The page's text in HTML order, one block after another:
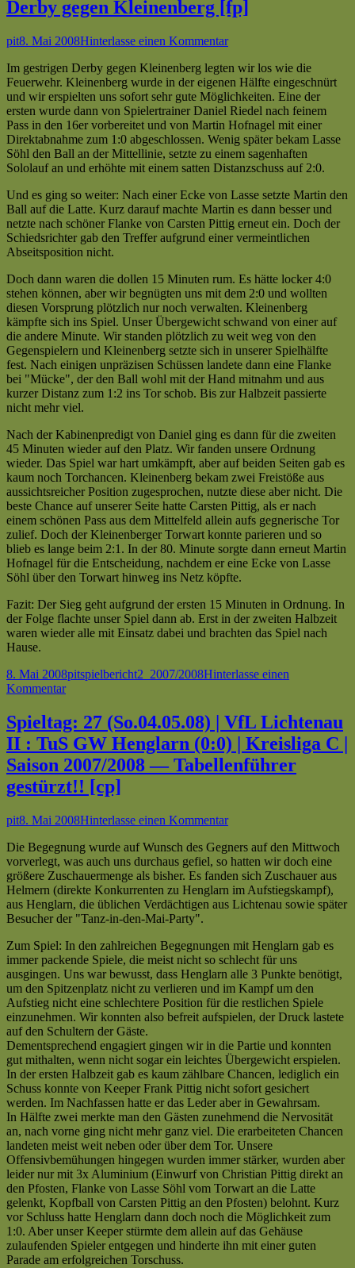
III
VfL
II
(1:6)
|
Kreisliga
C
|
Saison
2007/2008
Schwache
Chancenverwertung
verhindert
höheren
Sieg
Derby gegen Kleinenberg [fp]
Autor
pitVeröffentlicht
8. Mai 2008Hinterlasse einen Kommentarzu
23
(So.06.04.08)
|
BW
Kleinenberg
II
:
VfL
II
(1:3)
|
Kreisliga
Saison
2007/2008
—
15
starke
Minuten
reichen
zum
Sieg
gegen
Kleinenberg
[fp]
Im gestrigen Derby gegen Kleinenberg legten wir los wie die
Feuerwehr. Kleinenberg wurde in der eigenen Hälfte eingeschnürt
und wir erspielten uns sofort sehr gute Möglichkeiten. Eine der
ersten wurde dann von Spielertrainer Daniel Riedel nach feinem
Pass in den 16er vorbereitet und von Martin Hofnagel mit einer
Direktabnahme zum 1:0 abgeschlossen. Wenig später bekam Lasse
Söhl den Ball an der Mittellinie, setzte zu einem sagenhaften
Sololauf an und erhöhte mit einem satten Distanzschuss auf 2:0.
Und es ging so weiter: Nach einer Ecke von Lasse setzte Martin den
Ball auf die Latte. Kurz darauf machte Martin es dann besser und
netzte nach schöner Flanke von Carsten Pittig erneut ein. Doch der
Schiedsrichter gab den Treffer aufgrund einer vermeintlichen
Abseitsposition nicht.
Doch dann waren die dollen 15 Minuten rum. Es hätte locker 4:0
stehen können, aber wir begnügten uns mit dem 2:0 und wollten
diesen Vorsprung plötzlich nur noch verwalten. Kleinenberg
kämpfte sich ins Spiel. Unser Übergewicht schwand von einer auf
die andere Minute. Wir standen plötzlich zu weit weg von den
Gegenspielern und Kleinenberg setzte sich in unserer Spielhälfte
fest. Nach einigen unpräzisen Schüssen landete dann eine Flanke
bei "Mücke", der den Ball wohl mit der Hand mitnahm und aus
kurzer Distanz zum 1:2 ins Tor schob. Bis zur Halbzeit passierte
nicht mehr viel.
Nach der Kabinenpredigt von Daniel ging es dann für die zweiten
45 Minuten wieder auf den Platz. Wir fanden unsere Ordnung
wieder. Das Spiel war hart umkämpft, aber auf beiden Seiten gab es
kaum noch Torchancen. Kleinenberg bekam zwei Freistöße aus
aussichtsreicher Position zugesprochen, nutzte diese aber nicht. Die
beste Chance auf unserer Seite hatte Carsten Pittig, als er nach
einem schönen Pass aus dem Mittelfeld allein aufs gegnerische Tor
zulief. Doch der Kleinenberger Torwart konnte parieren und so
blieb es lange beim 2:1. In der 80. Minute sorgte dann erneut Martin
Hofnagel für die Entscheidung, nachdem er eine Ecke von Lasse
Söhl über den Torwart hinweg ins Netz köpfte.
Fazit: Der Sieg geht aufgrund der ersten 15 Minuten in Ordnung. In
der Folge flachte unser Spiel dann ab. Erst in der zweiten Halbzeit
waren wieder alle mit Einsatz dabei und brachten das Spiel nach
Hause.
Veröffentlicht
am
8. Mai 2008Autor
pitKategorien
spielberichtSchlagwörter
2_2007/2008Hinterlasse einen
Kommentarzu
23
(So.06.04.08)
|
BW
Kleinenberg
II
VfL
Lichtenau
II
(1:3)
|
Kreisliga
C
|
2007/2008
—
15
starke
Minuten
reichen
zum
Sieg
im
Derby
gegen
Kleinenberg
[fp]
Spieltag: 27 (So.04.05.08) | VfL Lichtenau
II : TuS GW Henglarn (0:0) | Kreisliga C |
Saison 2007/2008 — Tabellenführer
gestürzt!! [cp]
Autor
pitVeröffentlicht
8. Mai 2008Hinterlasse einen Kommentarzu
27
(So.04.05.08)
|
VfL
Lichtenau
TuS
GW
Henglarn
(0:0)
|
Kreisliga
|
Saison
2007/2008
—
Tabellenführer
gestürzt!!
[cp]
Die Begegnung wurde auf Wunsch des Gegners auf den Mittwoch
vorverlegt, was auch uns durchaus gefiel, so hatten wir doch eine
größere Zuschauermenge als bisher. Es fanden sich Zuschauer aus
Helmern (direkte Konkurrenten zu Henglarn im Aufstiegskampf),
aus Henglarn, die üblichen Verdächtigen aus Lichtenau sowie später
Besucher der "Tanz-in-den-Mai-Party".
Zum Spiel: In den zahlreichen Begegnungen mit Henglarn gab es
immer packende Spiele, die meist nicht so schlecht für uns
ausgingen. Uns war bewusst, dass Henglarn alle 3 Punkte benötigt,
um den Spitzenplatz nicht zu verlieren und im Kampf um den
Aufstieg nicht eine schlechtere Position für die restlichen Spiele
einzunehmen. Wir konnten also befreit aufspielen, der Druck lastete
auf den Schultern der Gäste.
Dementsprechend engagiert gingen wir in die Partie und konnten
gut mithalten, wenn nicht sogar ein leichtes Übergewicht erspielen.
In der ersten Halbzeit gab es kaum zählbare Chancen, lediglich ein
Schuss konnte von Keeper Frank Pittig nicht sofort gesichert
werden. Im Nachfassen hatte er das Leder aber in Gewahrsam.
In Hälfte zwei merkte man den Gästen zunehmend die Nervosität
an, nach vorne ging nicht mehr ganz viel. Die erarbeiteten Chancen
landeten meist weit neben oder über dem Tor. Unsere
Offensivbemühungen hingegen wurden immer stärker, wurden aber
leider nur mit 3x Aluminium (Einwurf von Christian Pittig direkt an
den Pfosten, Flanke von Lasse Söhl vom Torwart an die Latte
gelenkt, Kopfball von Carsten Pittig an den Pfosten) belohnt. Kurz
vor Schluss hatte Henglarn dann doch noch die Möglichkeit zum
1:0. Aber unser Keeper stürmte dem allein auf das Gehäuse
zulaufenden Spieler entgegen und hinderte ihn mit einer guten
Parade am erfolgreichen Torschuss.